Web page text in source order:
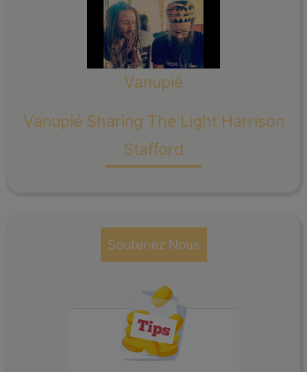
Vanupié
Vanupié Sharing The Light Harrison
Stafford
_______
Soutenez Nous